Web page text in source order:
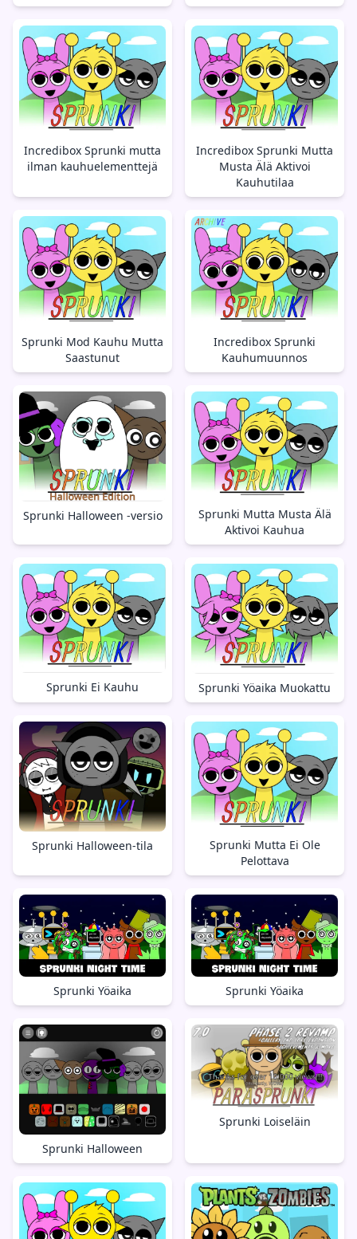
Incredibox Sprunki mutta
ilman kauhuelementtejä
Incredibox Sprunki Mutta
Musta Älä Aktivoi
Kauhutilaa
Sprunki Mod Kauhu Mutta
Saastunut
Incredibox Sprunki
Kauhumuunnos
Sprunki Halloween -versio
Sprunki Mutta Musta Älä
Aktivoi Kauhua
Sprunki Ei Kauhu Sprunki Yöaika Muokattu
Sprunki Halloween-tila
Sprunki Mutta Ei Ole
Pelottava
Sprunki Yöaika Sprunki Yöaika
Sprunki Halloween
Sprunki Loiseläin